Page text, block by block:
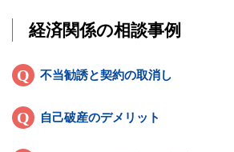
経済関係の相談事例
不当勧誘と契約の取消し
自己破産のデメリット